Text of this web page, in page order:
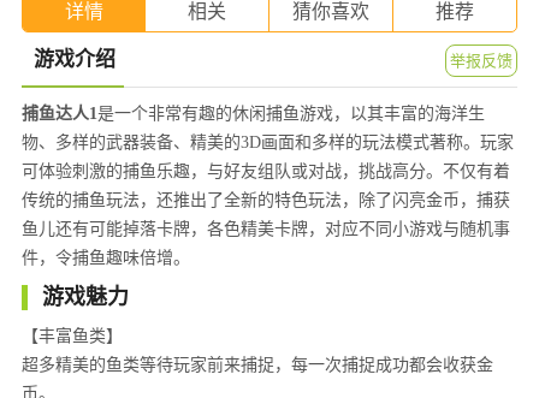
详情 相关 猜你喜欢 推荐
游戏介绍 举报反馈
捕鱼达人1是一个非常有趣的休闲捕鱼游戏，以其丰富的海洋生
物、多样的武器装备、精美的3D画面和多样的玩法模式著称。玩家
可体验刺激的捕鱼乐趣，与好友组队或对战，挑战高分。不仅有着
传统的捕鱼玩法，还推出了全新的特色玩法，除了闪亮金币，捕获
鱼儿还有可能掉落卡牌，各色精美卡牌，对应不同小游戏与随机事
件，令捕鱼趣味倍增。
游戏魅力
【丰富鱼类】
超多精美的鱼类等待玩家前来捕捉，每一次捕捉成功都会收获金
币。